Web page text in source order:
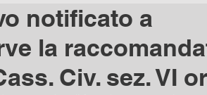
notificato a
la
Civ. sez. VI